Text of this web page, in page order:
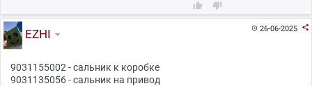
 
26-06-2025 
EZHI
9031155002 - сальник к коробке
9031135056 - сальник на привод